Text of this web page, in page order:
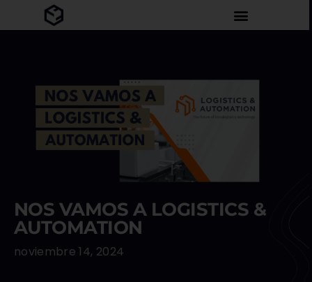
NOS VAMOS A LOGISTICS &
AUTOMATION
noviembre 14, 2024